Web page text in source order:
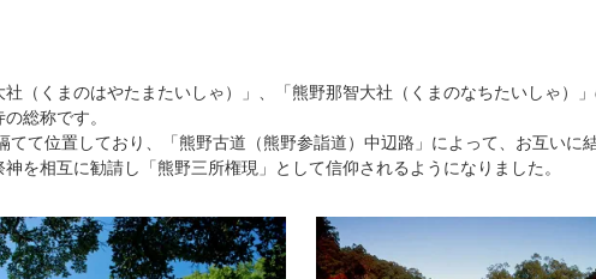
（くまのはやたまたいしゃ）」、「熊野那智大社（くまのなちたいしゃ）
総称です。
て位置しており、「熊野古道（熊野参詣道）中辺路」によって、お互いに
を相互に勧請し「熊野三所権現」として信仰されるようになりました。